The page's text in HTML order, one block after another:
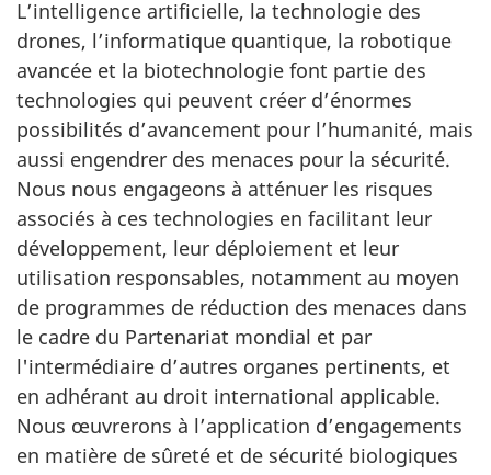
L’intelligence artificielle, la technologie des
drones, l’informatique quantique, la robotique
avancée et la biotechnologie font partie des
technologies qui peuvent créer d’énormes
possibilités d’avancement pour l’humanité, mais
aussi engendrer des menaces pour la sécurité.
Nous nous engageons à atténuer les risques
associés à ces technologies en facilitant leur
développement, leur déploiement et leur
utilisation responsables, notamment au moyen
de programmes de réduction des menaces dans
le cadre du Partenariat mondial et par
l'intermédiaire d’autres organes pertinents, et
en adhérant au droit international applicable.
Nous œuvrerons à l’application d’engagements
en matière de sûreté et de sécurité biologiques